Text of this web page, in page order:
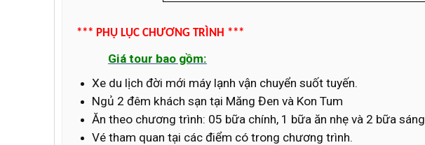
*** PHỤ LỤC CHƯƠNG TRÌNH ***
Giá tour bao gồm:
Xe du lịch đời mới máy lạnh vận chuyển suốt tuyến.
Ngủ 2 đêm khách sạn tại Măng Đen và Kon Tum
Ăn theo chương trình: 05 bữa chính, 1 bữa ăn nhẹ và 2 bữa sáng
Vé tham quan tại các điểm có trong chương trình.